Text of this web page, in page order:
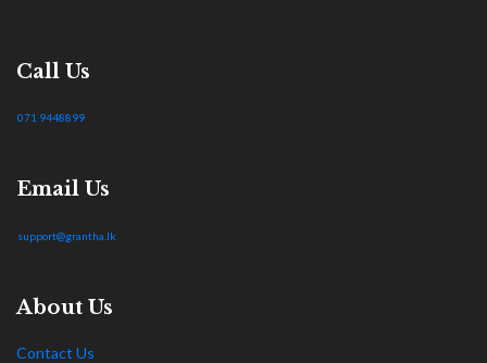
Call Us
071 9448899
Email Us
support@grantha.lk
About Us
Contact Us